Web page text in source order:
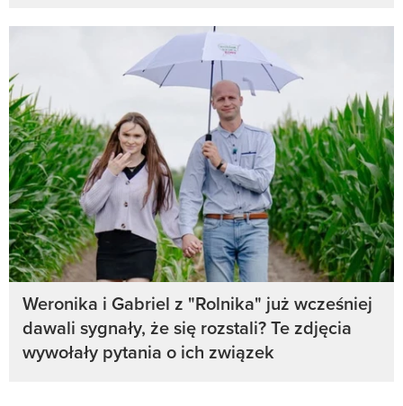
Weronika i Gabriel z "Rolnika" już wcześniej
dawali sygnały, że się rozstali? Te zdjęcia
wywołały pytania o ich związek